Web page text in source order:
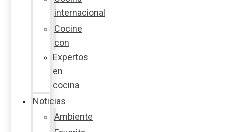
internacional
Cocine
con
Expertos
en
cocina
Noticias
Ambiente